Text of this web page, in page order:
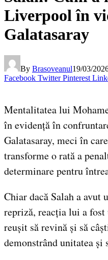
Liverpool în
Galatasaray
By Brasoveanul19/03/
Facebook Twitter Pinterest
Mentalitatea lui
în evidență în
Galatasaray, meci în
transforme o rată a
determinare pentru
Chiar dacă Salah a
repriză, reacția lui a
reușit să revină și să
demonstrând unitatea